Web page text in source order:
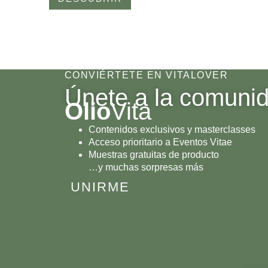
CONVIÉRTETE EN VITALOVER
Únete a la
OlioVita
Contenidos exclusivos y masterclasses
Acceso prioritario a Eventos Vitae
Muestras gratuitas de producto
…y muchas sorpresas más
UNIRME